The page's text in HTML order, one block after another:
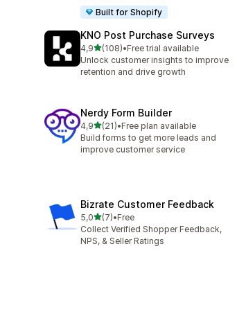
Built for Shopify
KNO Post Purchase Surveys
4,9na 5 gwiazdek
(108)
Łączna liczba recenzji: 108
•Free trial available
Unlock customer insights to improve
retention and drive growth
Nerdy Form Builder
4,9na 5 gwiazdek
(21)
Łączna liczba recenzji: 21
•Free plan available
Build forms to get more leads and
improve customer service
Bizrate Customer Feedback
5,0na 5 gwiazdek
(7)
Łączna liczba recenzji: 7
•Free
Collect Verified Shopper Feedback,
NPS, & Seller Ratings